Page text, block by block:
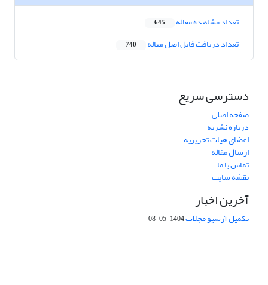
تعداد مشاهده مقاله 645
تعداد دریافت فایل اصل مقاله 740
دسترسی سریع
صفحه اصلی
درباره نشریه
اعضای هیات تحریریه
ارسال مقاله
تماس با ما
نقشه سایت
آخرین اخبار
تکمیل آرشیو مجلات1404-05-08